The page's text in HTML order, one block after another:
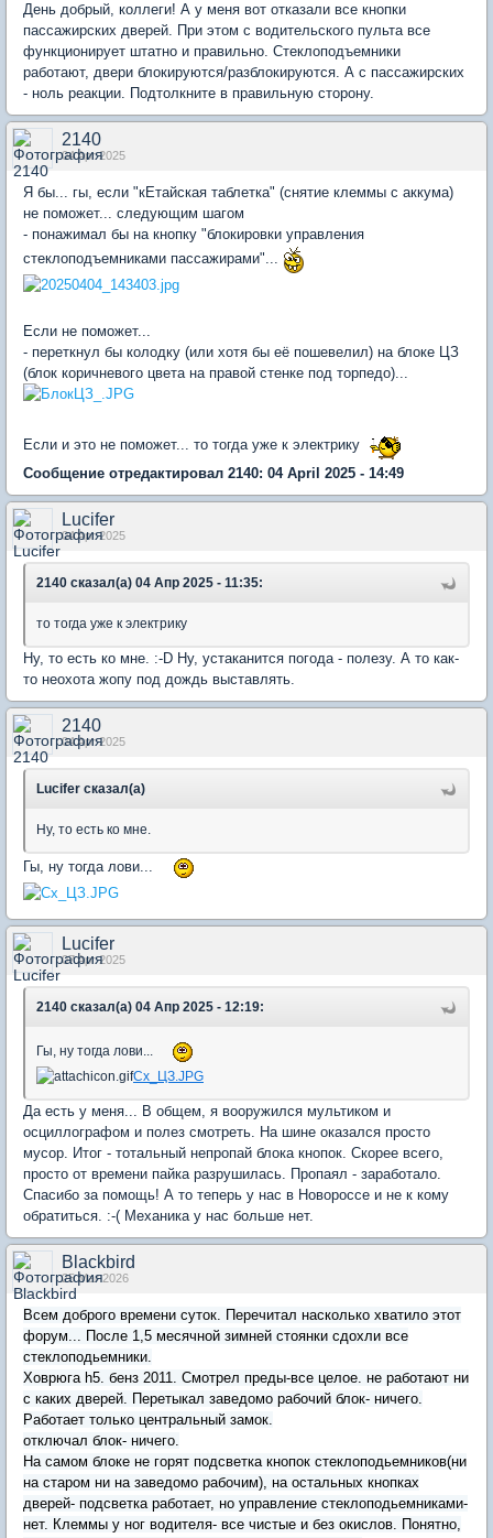
День добрый, коллеги! А у меня вот отказали все кнопки
пассажирских дверей. При этом с водительского пульта все
функционирует штатно и правильно. Стеклоподъемники
работают, двери блокируются/разблокируются. А с пассажирских
- ноль реакции. Подтолкните в правильную сторону.
2140
04 Apr 2025
Я бы... гы, если "кЕтайская таблетка" (снятие клеммы с аккума)
не поможет... следующим шагом
- понажимал бы на кнопку "блокировки управления
стеклоподъемниками пассажирами"...
Если не поможет...
- переткнул бы колодку (или хотя бы её пошевелил) на блоке ЦЗ
(блок коричневого цвета на правой стенке под торпедо)...
Если и это не поможет... то тогда уже к электрику
Сообщение отредактировал 2140: 04 April 2025 - 14:49
Lucifer
04 Apr 2025
2140 сказал(а) 04 Апр 2025 - 11:35:
то тогда уже к электрику
Ну, то есть ко мне. :-D Ну, устаканится погода - полезу. А то как-
то неохота жопу под дождь выставлять.
2140
04 Apr 2025
Lucifer сказал(а)
Ну, то есть ко мне.
Гы, ну тогда лови...
Lucifer
07 Apr 2025
2140 сказал(а) 04 Апр 2025 - 12:19:
Гы, ну тогда лови...
Сх_ЦЗ.JPG
Да есть у меня... В общем, я вооружился мультиком и
осциллографом и полез смотреть. На шине оказался просто
мусор. Итог - тотальный непропай блока кнопок. Скорее всего,
просто от времени пайка разрушилась. Пропаял - заработало.
Спасибо за помощь! А то теперь у нас в Новороссе и не к кому
обратиться. :-( Механика у нас больше нет.
Blackbird
25 Mar 2026
Всем доброго времени суток. Перечитал насколько хватило этот
форум... После 1,5 месячной зимней стоянки сдохли все
стеклоподьемники.
Ховрюга h5. бенз 2011. Смотрел преды-все целое. не работают ни
с каких дверей. Перетыкал заведомо рабочий блок- ничего.
Работает только центральный замок.
отключал блок- ничего.
На самом блоке не горят подсветка кнопок стеклоподьемников(ни
на старом ни на заведомо рабочим), на остальных кнопках
дверей- подсветка работает, но управление стеклоподьемниками-
нет. Клеммы у ног водителя- все чистые и без окислов. Понятно,